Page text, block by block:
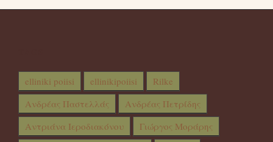
elliniki poiisi ellinikipoiisi
Rilke
Ανδρέας Παστελλάς
Ανδρέας Πετρίδης
Αντριάνα Ιεροδιακόνου
Γιώργος Μοράρης